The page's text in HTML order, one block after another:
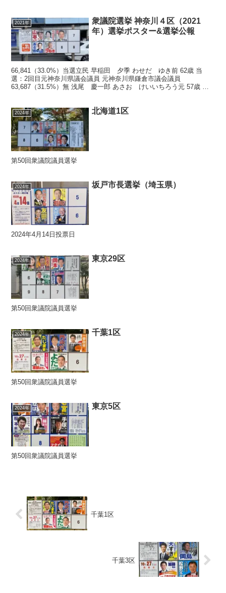
2021年
衆議院選挙 神奈川４区（2021
年）選挙ポスター&選挙公報
66,841（33.0%）当選立民 早稲田 夕季 わせだ ゆき前 62歳 当
選：2回目元神奈川県議会議員 元神奈川県鎌倉市議会議員
63,687（31.5%）無 浅尾 慶一郎 あさお けいいちろう元 57歳 当
2024年 北海道1区
第50回衆議院議員選挙
2024年 坂戸市長選挙（埼玉県）
2024年4月14日投票日
2024年 東京29区
第50回衆議院議員選挙
2024年 千葉1区
第50回衆議院議員選挙
2024年 東京5区
第50回衆議院議員選挙
千葉1区
千葉3区